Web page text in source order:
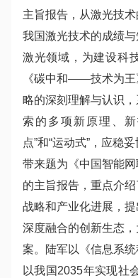
主旨报告，从激光技
我国激光技术的成绩
激光领域，为建设科
《碳中和——技术为王
略的深刻理解与认识
索的多项新原理、
点”和“运动式”，应稳
带来题为《中国智能网
的主旨报告，重点介
战略和产业化进展，
深度融合的创新生态
案。陆军以《信息系
以我国2035年实现社